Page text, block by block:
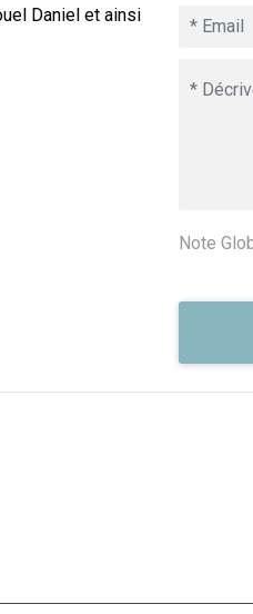
Daniel et ainsi
Note